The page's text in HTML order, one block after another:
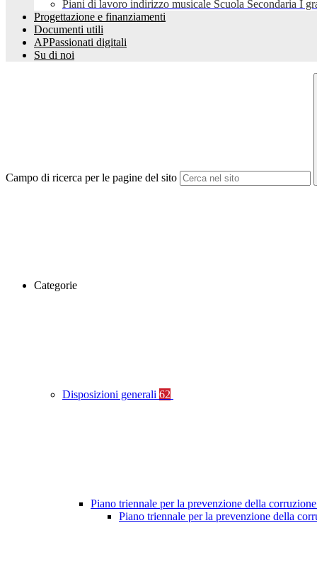
Piani di lavoro indirizzo musicale Scuola Secondaria I
Progettazione e finanziamenti
Documenti utili
APPassionati digitali
Su di noi
Campo di ricerca per le pagine del sito
Categorie
Disposizioni generali 62
Piano triennale per la prevenzione della
Piano triennale per la prevenzione della